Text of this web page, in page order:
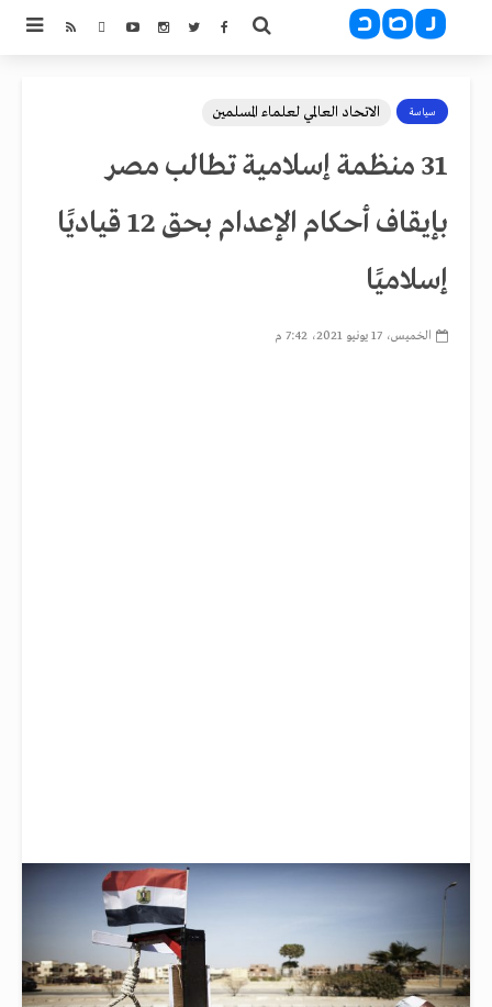
سياسة الاتحاد العالمي لعلماء المسلمين
31 منظمة إسلامية تطالب مصر
بإيقاف أحكام الإعدام بحق 12 قياديًا
إسلاميًا
الخميس، 17 يونيو 2021، 7:42 م